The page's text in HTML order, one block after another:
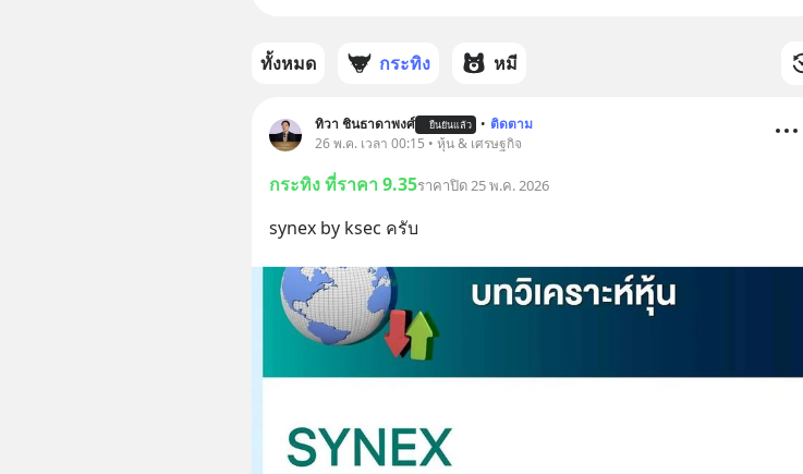
ทั้งหมด กระทิง หมี
ทิวา ชินธาดาพงศ์ ยืนยันแล้ว • ติดตาม
26 พ.ค. เวลา 00:15 • หุ้น & เศรษฐกิจ
กระทิง ที่ราคา 9.35ราคาปิด 25 พ.ค. 2026
synex by ksec ครับ